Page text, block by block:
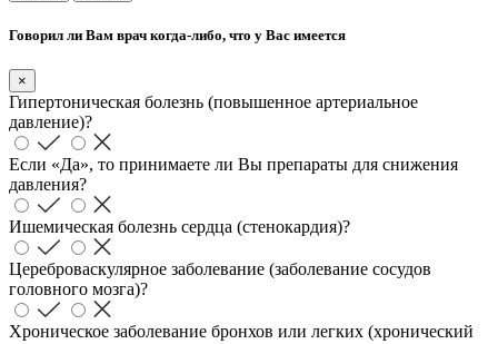
Говорил ли Вам врач когда-либо, что у Вас имеется
×
Гипертоническая болезнь (повышенное артериальное
давление)?
Если «Да», то принимаете ли Вы препараты для снижения
давления?
Ишемическая болезнь сердца (стенокардия)?
Цереброваскулярное заболевание (заболевание сосудов
головного мозга)?
Хроническое заболевание бронхов или легких (хронический